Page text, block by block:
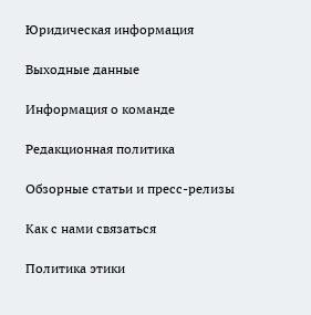
Юридическая информация
Выходные данные
Информация о команде
Редакционная политика
Обзорные статьи и пресс-релизы
Как с нами связаться
Политика этики